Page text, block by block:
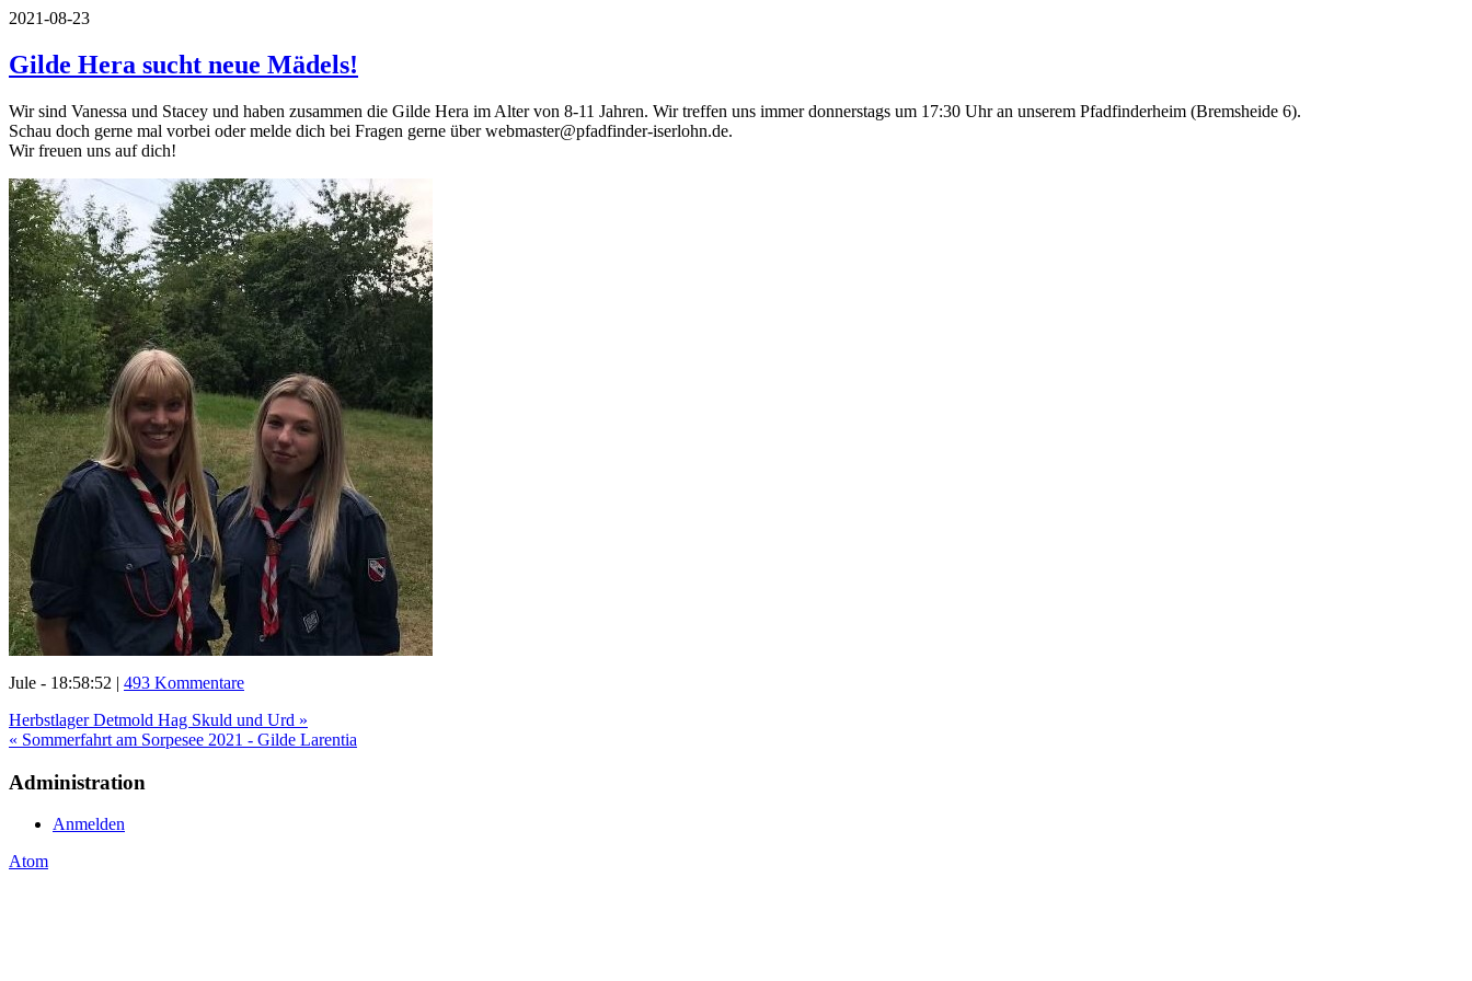
2021-08-23
Gilde Hera sucht neue Mädels!
Wir sind Vanessa und Stacey und haben zusammen die Gilde Hera im Alter von 8-11 Jahren. Wir treffen uns immer donnerstags um 17:30 Uhr an unserem Pfadfinderheim (Bremsheide 6).
Schau doch gerne mal vorbei oder melde dich bei Fragen gerne über webmaster@pfadfinder-iserlohn.de.
Wir freuen uns auf dich!
Jule - 18:58:52 | 493 Kommentare
Herbstlager Detmold Hag Skuld und Urd »
« Sommerfahrt am Sorpesee 2021 - Gilde Larentia
Administration
Anmelden
Atom